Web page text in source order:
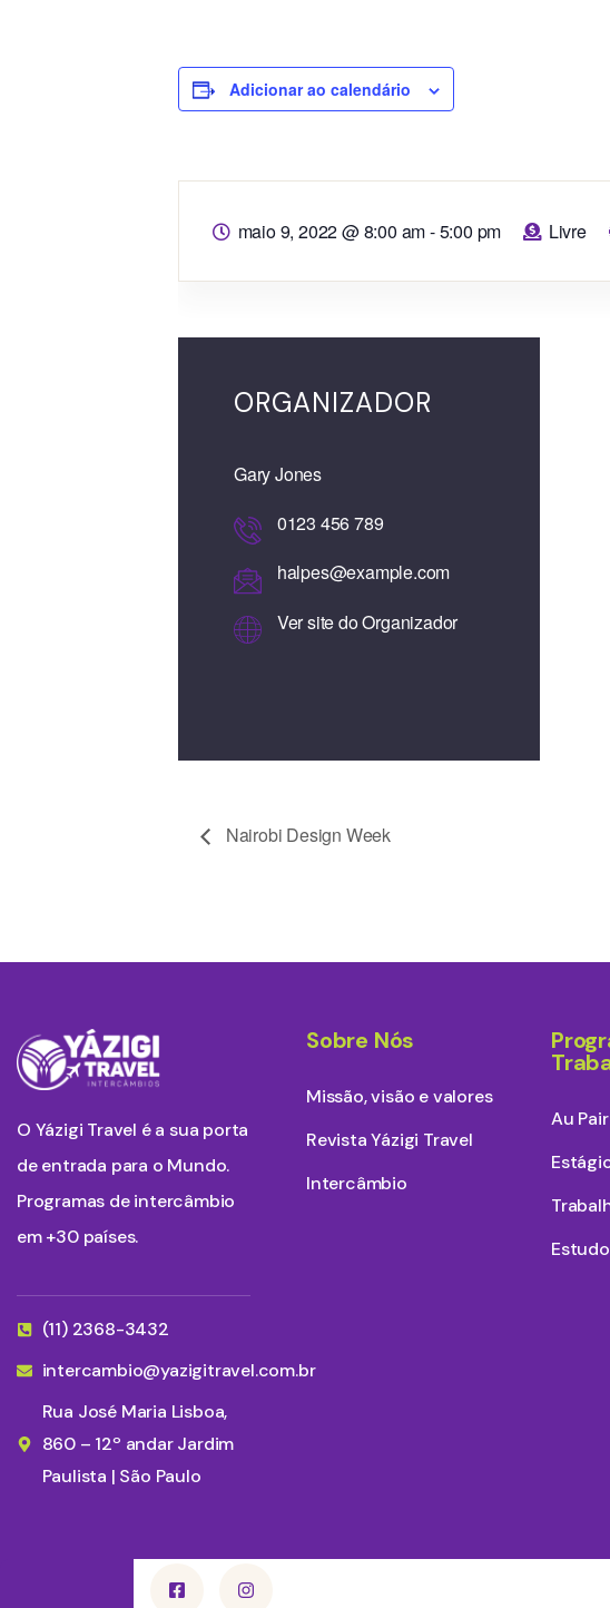
Adicionar ao calendário
maio 9, 2022@8:00 am - 5:00 pm Livre
ORGANIZADOR
Gary Jones
0123 456 789
halpes@example.com
Ver site do Organizador
Nairobi Design Week
O Yázigi Travel é a sua porta
de entrada para o Mundo.
Programas de intercâmbio
em +30 países.
(11) 2368-3432
intercambio@yazigitravel.com.br
Rua José Maria Lisboa,
860 – 12º andar Jardim
Paulista | São Paulo
Sobre Nós
Missão, visão e valores
Revista Yázigi Travel
Intercâmbio
Au Pair